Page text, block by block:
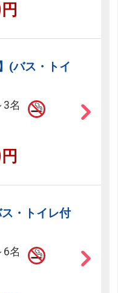
(バス・トイ
3名
・トイレ付
6名